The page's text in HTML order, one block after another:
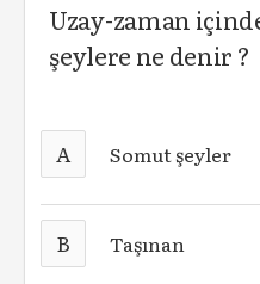
Uzay-zaman
şeylere ne denir ?
A Somut şeyler
B Taşınan